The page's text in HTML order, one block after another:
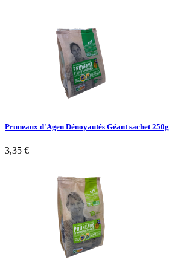
Pruneaux d'Agen Dénoyautés Géant sachet
3,35 €